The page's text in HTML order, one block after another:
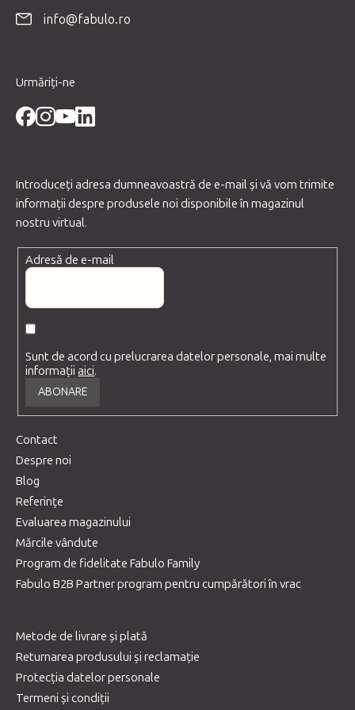
info@fabulo.ro
Urmăriți-ne
Introduceţi adresa dumneavoastră de e-mail şi vă vom trimite
informaţii despre produsele noi disponibile în magazinul
nostru virtual.
Adresă de e-mail
Sunt de acord cu prelucrarea datelor personale, mai multe
informațiiaici.
ABONARE
Contact
Despre noi
Blog
Referințe
Evaluarea magazinului
Mărcile vândute
Program de fidelitate Fabulo Family
Fabulo B2B Partner program pentru cumpărători în vrac
Metode de livrare și plată
Returnarea produsului și reclamație
Protecția datelor personale
Termeni și condiții